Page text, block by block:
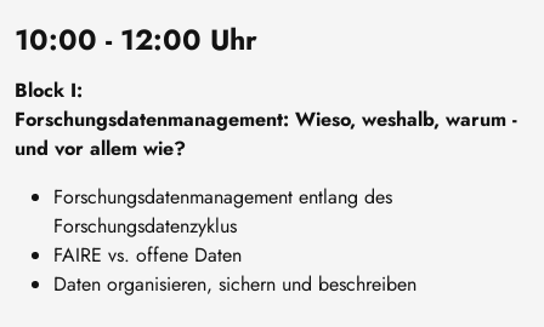
10:00 - 12:00 Uhr
Block I:
Forschungsdatenmanagement: Wieso, weshalb, warum -
und vor allem wie?
Forschungsdatenmanagement entlang des
Forschungsdatenzyklus
FAIRE vs. offene Daten
Daten organisieren, sichern und beschreiben